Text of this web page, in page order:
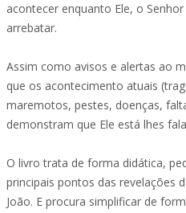
acontecer enquanto Ele, o
arrebatar.
Assim como avisos e alertas ao
que os acontecimento atuais
maremotos, pestes, doenças,
demonstram que Ele está lhes
O livro trata de forma didática,
principais pontos das revelações
João. E procura simplificar de